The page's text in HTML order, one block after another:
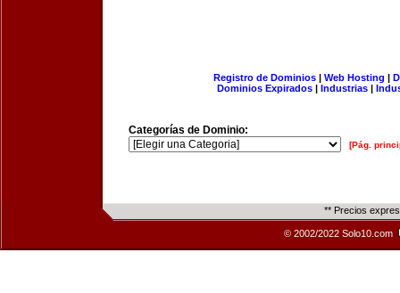
Registro de Dominios| Web Hosting |
Dominios Expirados | Industrias |
Categorías de Dominio:
[Pág.
** Precios
© 2002/2022 Solo10.com